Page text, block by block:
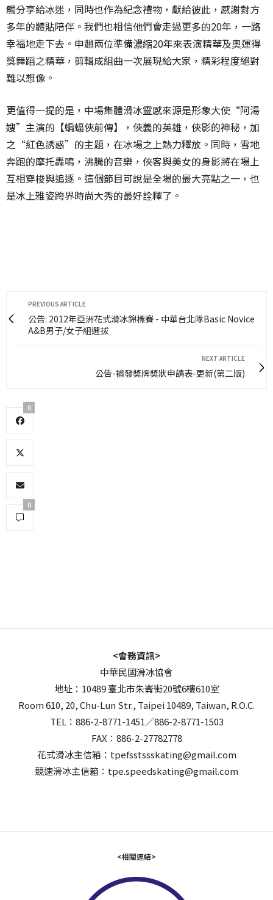
觸分享給冰迷，同時也作為紀念禮物，獻給彼此，感謝對方
多年的體貼陪伴。我們也相信他們會走過更多的20年，一路
幸福地走下去。申趙兩位準備濃縮20年來表演精華及奧運得
獎舞蹈之精華，剪輯成組曲一次展現給大家，精彩程度絕對
難以想像。
更值得一提的是，中場集體滑冰靈感來源是形象大使“阿湯
嫂”主演的【蝙蝠俠前傳】，俠義的英雄，俠影的神秘，加
之“紅色誘惑”的主題，在冰場之上熱力釋放。同時，雪地
奔跑的摩托轟鳴，沸騰的音樂，俠客與美女的身影將在場上
互相穿梭與追逐。這個節目可說是全場的最大亮點之一，也
是冰上雅姿跨界時尚大秀的最好詮釋了。
PREVIOUS ARTICLE
公告: 2012年亞洲花式滑冰錦標賽 - 中華台北隊Basic Novice
A&B男子/女子組選拔
NEXT ARTICLE
公告-補發奬牌奬狀申請表-更新(第二版)
0
0
<會務資訊>
中華民國滑冰協會
地址：10489 臺北市朱崙街20號6樓610室
Room 610, 20, Chu-Lun Str., Taipei 10489, Taiwan, R.O.C.
TEL：886-2-8771-1451／886-2-8771-1503
FAX：886-2-27782778
花式滑冰主信箱：tpefsstssskating@gmail.com
競速滑冰主信箱：tpe.speedskating@gmail.com
<相關連結>